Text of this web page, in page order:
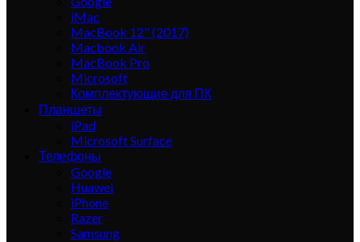
iMac
MacBook 12" (2017)
Macbook Air
MacBook Pro
Microsoft
Комплектующие для ПК
Планшеты
iPad
Microsoft Surface
Телефоны
Google
Huawei
iPhone
Razer
Samsung